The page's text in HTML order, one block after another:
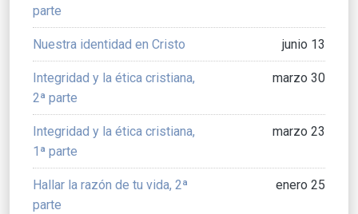
parte
Nuestra identidad en Cristo junio 13
Integridad y la ética cristiana,
2ª parte
marzo 30
Integridad y la ética cristiana,
1ª parte
marzo 23
Hallar la razón de tu vida, 2ª
parte
enero 25